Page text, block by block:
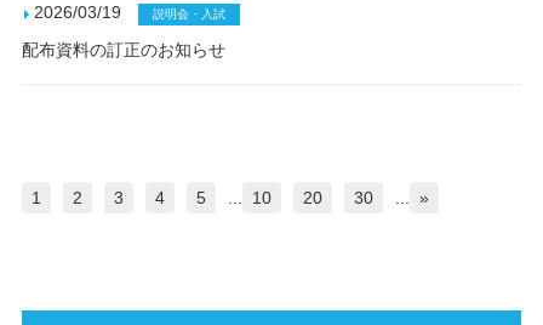
2026/03/19 説明会・入試
配布資料の訂正のお知らせ
1 2 3 4 5 10 20 30 »